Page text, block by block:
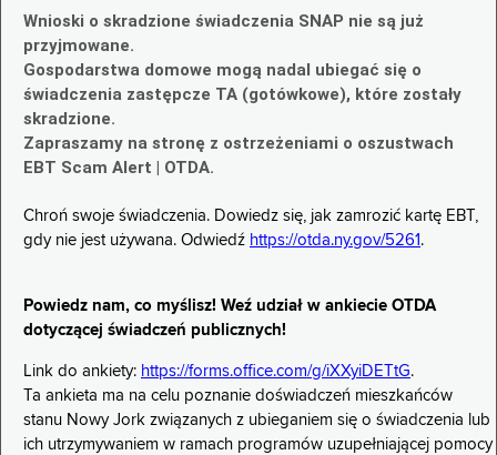
Wnioski o skradzione świadczenia SNAP nie są już
przyjmowane.
Gospodarstwa domowe mogą nadal ubiegać się o
świadczenia zastępcze TA (gotówkowe), które zostały
skradzione.
Zapraszamy na stronę z ostrzeżeniami o oszustwach
EBT Scam Alert | OTDA.
Chroń swoje świadczenia. Dowiedz się, jak zamrozić kartę EBT,
gdy nie jest używana. Odwiedź https://otda.ny.gov/5261 .
Powiedz nam, co myślisz! Weź udział w ankiecie OTDA
dotyczącej świadczeń publicznych!
Link do ankiety: https://forms.office.com/g/iXXyiDETtG.
Ta ankieta ma na celu poznanie doświadczeń mieszkańców
stanu Nowy Jork związanych z ubieganiem się o świadczenia lub
ich utrzymywaniem w ramach programów uzupełniającej pomocy